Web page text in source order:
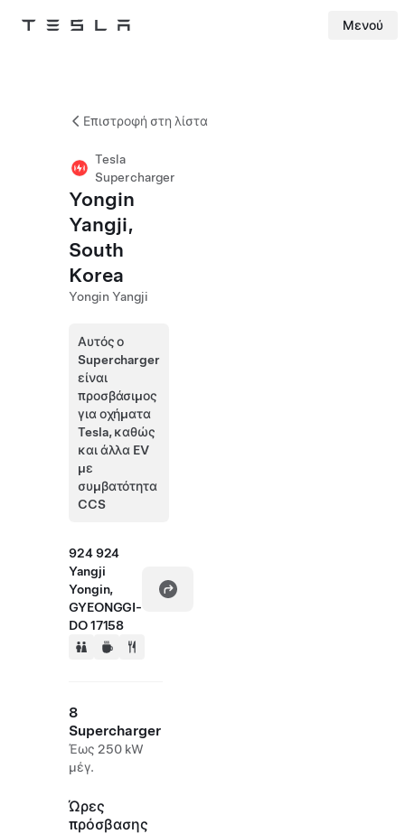
Tesla Μενού
Επιστροφή στη λίστα
Tesla
Supercharger
Yongin
Yangji,
South
Korea
Yongin Yangji
Αυτός ο
Supercharger
είναι
προσβάσιμος
για οχήματα
Tesla, καθώς
και άλλα EV
με
συμβατότητα
CCS
924 924
Yangji
Yongin,
GYEONGGI-
DO 17158
8
Supercharger
Έως 250 kW
μέγ.
Ώρες
πρόσβασης